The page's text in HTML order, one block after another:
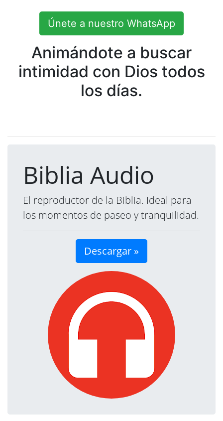
Únete a nuestro WhatsApp
Animándote a buscar
intimidad con Dios todos
los días.
Biblia Audio
El reproductor de la Biblia. Ideal para
los momentos de paseo y tranquilidad.
Descargar »